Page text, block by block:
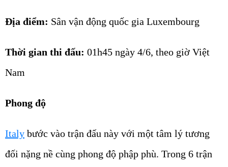
Địa điểm: Sân vận động quốc gia Luxembourg
Thời gian thi đấu: 01h45 ngày 4/6, theo giờ Việt
Nam
Phong độ
Italy bước vào trận đấu này với một tâm lý tương
đối nặng nề cùng phong độ phập phù. Trong 6 trận